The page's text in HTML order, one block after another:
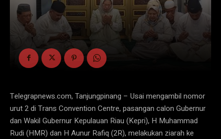
Telegrapnews.com, Tanjungpinang – Usai mengambil nomor
urut 2 di Trans Convention Centre, pasangan calon Gubernur
dan Wakil Gubernur Kepulauan Riau (Kepri), H Muhammad
Rudi (HMR) dan H Aunur Rafiq (2R), melakukan ziarah ke